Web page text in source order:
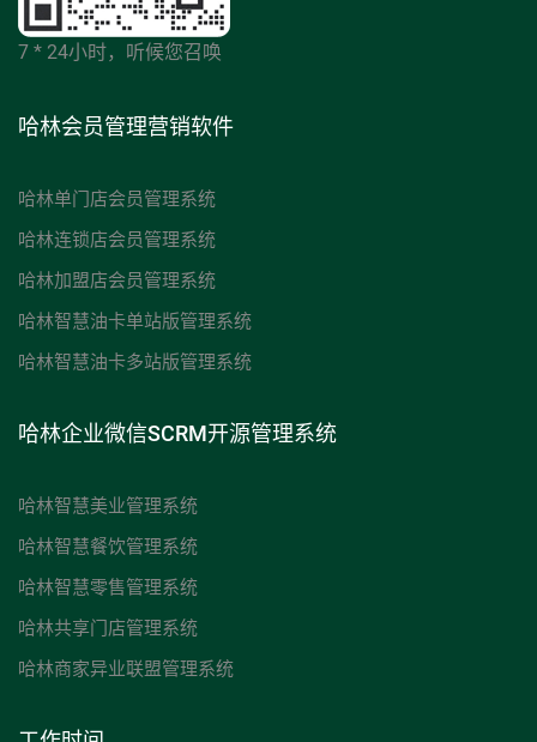
7 * 24小时，听候您召唤
哈林会员管理营销软件
哈林单门店会员管理系统
哈林连锁店会员管理系统
哈林加盟店会员管理系统
哈林智慧油卡单站版管理系统
哈林智慧油卡多站版管理系统
哈林企业微信SCRM开源管理系统
哈林智慧美业管理系统
哈林智慧餐饮管理系统
哈林智慧零售管理系统
哈林共享门店管理系统
哈林商家异业联盟管理系统